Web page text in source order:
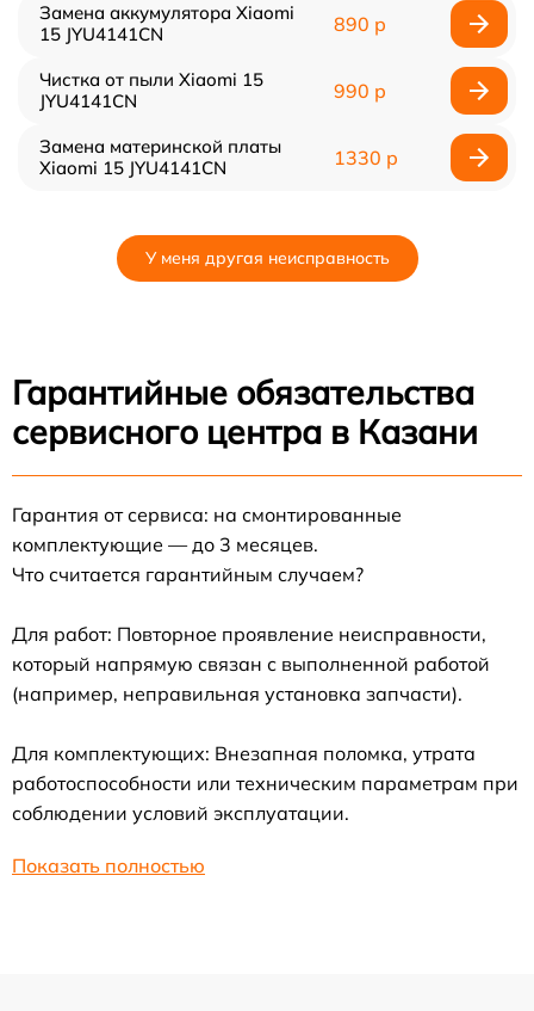
Замена аккумулятора Xiaomi
15 JYU4141CN
890 р
Чистка от пыли Xiaomi 15
JYU4141CN
990 р
Замена материнской платы
Xiaomi 15 JYU4141CN
1330 р
У меня другая неисправность
Гарантийные обязательства
сервисного центра в Казани
Гарантия от сервиса: на смонтированные
комплектующие — до 3 месяцев.
Что считается гарантийным случаем?
Для работ: Повторное проявление неисправности,
который напрямую связан с выполненной работой
(например, неправильная установка запчасти).
Для комплектующих: Внезапная поломка, утрата
работоспособности или техническим параметрам при
соблюдении условий эксплуатации.
Показать полностью